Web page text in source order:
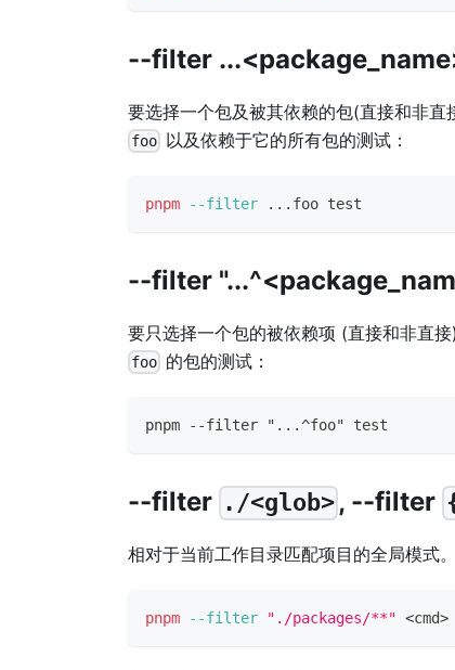
--filter
要选择一个包及被其依赖的包(直接和非
foo 以及依赖于它的所有包的测试：
pnpm --filter .. .foo test
--filter
要只选择一个包的被依赖项 (直接和非直
foo 的包的测试：
pnpm --filter "...^foo" test
--filter ./<glob> , --filter
相对于当前工作目录匹配项目的全局模式。
pnpm --filter "./packages/**" <cmd>